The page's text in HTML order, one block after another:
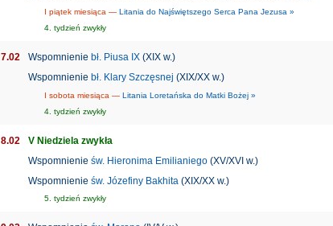
I piątek miesiąca — Litania do Najświętszego Serca Pana Jezusa »
4. tydzień zwykły
7.02 Wspomnienie bł. Piusa IX(XIX w.)
Wspomnienie bł. Klary Szczęsnej (XIX/XX w.)
I sobota miesiąca — Litania Loretańska do Matki Bożej »
4. tydzień zwykły
8.02
V Niedziela zwykła
Wspomnienie św. Hieronima Emilianiego(XV/XVI w.)
Wspomnienie św. Józefiny Bakhita(XIX/XX w.)
5. tydzień zwykły